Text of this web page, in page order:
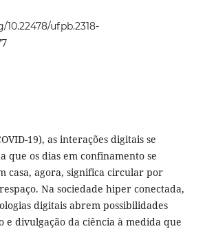
ufpb.2318-
19), as interações digitais se
que os dias em confinamento se
casa, agora, significa circular por
Na sociedade hiper conectada,
digitais abrem possibilidades
e divulgação da ciência à medida que